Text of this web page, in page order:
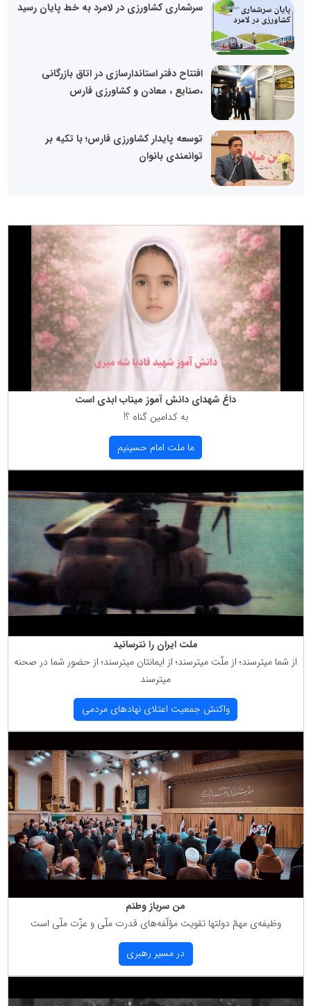
سرشماری کشاورزی در لامرد به خط پایان رسید
افتتاح دفتر استاندارسازی در اتاق بازرگانی
،صنایع ، معادن و کشاورزی فارس
توسعه پایدار کشاورزی فارس؛ با تکیه بر
توانمندی بانوان
داغ شهدای دانش آموز میناب ابدی است
به كدامین گناه ؟!
ما ملت امام حسینیم
ملت ایران را نترسانید
از شما میترسند؛ از ملّت میترسند؛ از ایمانتان میترسند؛ از حضور شما در صحنه
میترسند
واكنش جمعیت اعتلای نهادهای مردمی
من سرباز وطنم
وظیفه‌ی مهمّ دولتها تقویت مؤلّفه‌های قدرت ملّی و عزّت ملّی است
در مسیر رهبری